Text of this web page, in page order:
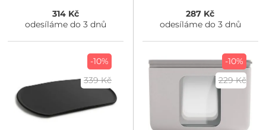
314 Kč
odesíláme do 3 dnů
287 Kč
odesíláme do 3 dnů
-10%
339 Kč
-10%
229 Kč